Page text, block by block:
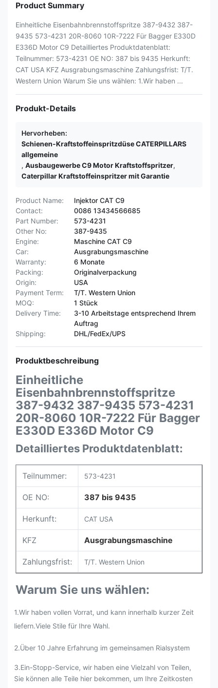
Product Summary
Einheitliche Eisenbahnbrennstoffspritze 387-9432 387-
9435 573-4231 20R-8060 10R-7222 Für Bagger E330D
E336D Motor C9 Detailliertes Produktdatenblatt:
Teilnummer: 573-4231 OE NO: 387 bis 9435 Herkunft:
CAT USA KFZ Ausgrabungsmaschine Zahlungsfrist: T/T.
Western Union Warum Sie uns wählen: 1.Wir haben ...
Produkt-Details
Hervorheben:
Schienen-Kraftstoffeinspritzdüse CATERPILLARS
allgemeine
, Ausbaugewerbe C9 Motor Kraftstoffspritzer,
Caterpillar Kraftstoffeinspritzer mit Garantie
Product Name:
Injektor CAT C9
Contact:
0086 13434566685
Part Number:
573-4231
Other No:
387-9435
Engine:
Maschine CAT C9
Car:
Ausgrabungsmaschine
Warranty:
6 Monate
Packing:
Originalverpackung
Origin:
USA
Payment Term:
T/T. Western Union
MOQ:
1 Stück
Delivery Time:
3-10 Arbeitstage entsprechend Ihrem
Auftrag
Shipping:
DHL/FedEx/UPS
Produktbeschreibung
Einheitliche
Eisenbahnbrennstoffspritze
387-9432 387-9435 573-4231
20R-8060 10R-7222 Für Bagger
E330D E336D Motor C9
Detailliertes Produktdatenblatt:
Teilnummer: 573-4231
OE NO: 387 bis 9435
Herkunft: CAT USA
KFZ Ausgrabungsmaschine
Zahlungsfrist: T/T. Western Union
Warum Sie uns wählen:
1.Wir haben vollen Vorrat, und kann innerhalb kurzer Zeit
liefern.Viele Stile für Ihre Wahl.
2.Über 10 Jahre Erfahrung im gemeinsamen Rialsystem
3.Ein-Stopp-Service, wir haben eine Vielzahl von Teilen,
Sie können alle Teile hier bekommen, um Ihre Zeitkosten